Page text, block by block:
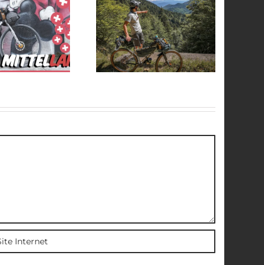
Comment
j’organise mes
équipements
bikepacking ?
Le désert des
Bardenas à vtt